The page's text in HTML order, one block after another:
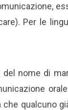
Per le
del nome di
qualcuno